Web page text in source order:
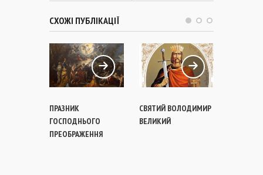
СХОЖІ ПУБЛІКАЦІЇ
ПРАЗНИК
ГОСПОДНЬОГО
ПРЕОБРАЖЕННЯ
СВЯТИЙ ВОЛОДИМИР
ВЕЛИКИЙ